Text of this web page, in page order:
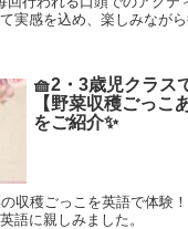
実感を込め、楽しみなが
🧺2・3歳児クラス
【野菜収穫ごっこ
をご紹介✨
収穫ごっこを英語で体験
語に親しみました。